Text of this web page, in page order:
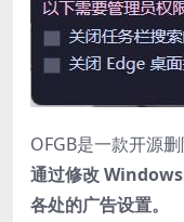
OFGB是一款开源
通过修改
各处的广告设置。